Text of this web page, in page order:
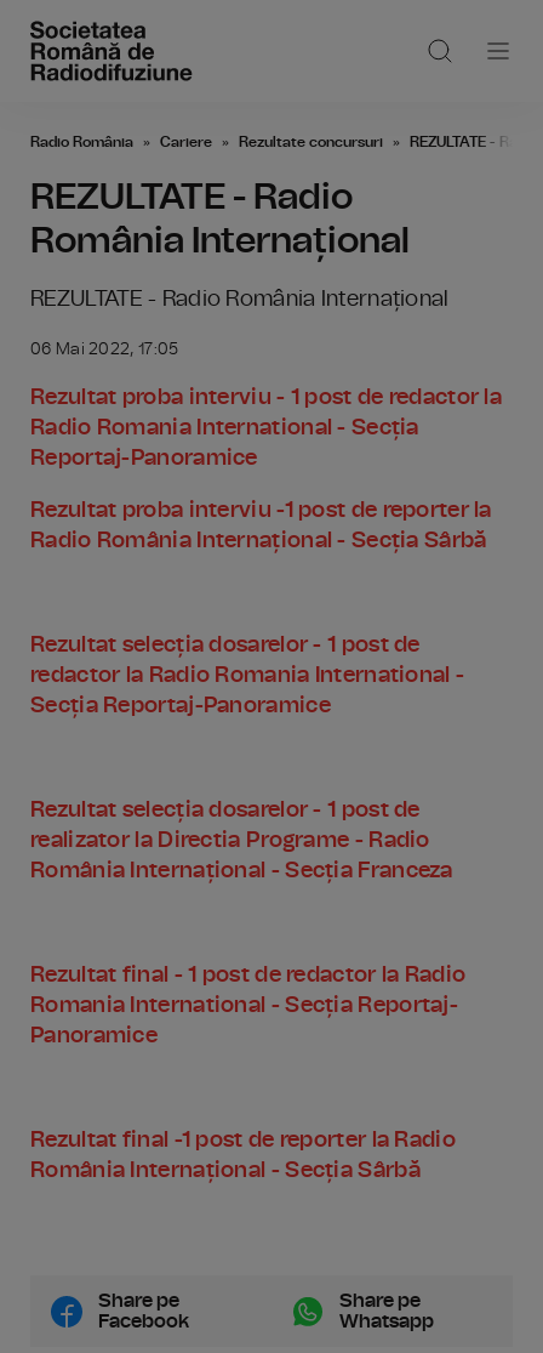
Radio România Cariere Rezultate concursuri REZULTATE -
REZULTATE - Radio
România Internațional
REZULTATE - Radio România Internațional
06 Mai 2022, 17:05
Rezultat proba interviu - 1 post de redactor la
Radio Romania International - Secția
Reportaj-Panoramice
Rezultat proba interviu -1 post de reporter la
Radio România Internațional - Secția Sârbă
Rezultat selecția dosarelor - 1 post de
redactor la Radio Romania International -
Secția Reportaj-Panoramice
Rezultat selecția dosarelor - 1 post de
realizator la Directia Programe - Radio
România Internațional - Secția Franceza
Rezultat final - 1 post de redactor la Radio
Romania International - Secția Reportaj-
Panoramice
Rezultat final -1 post de reporter la Radio
România Internațional - Secția Sârbă
Share pe
Facebook
Share pe
Whatsapp